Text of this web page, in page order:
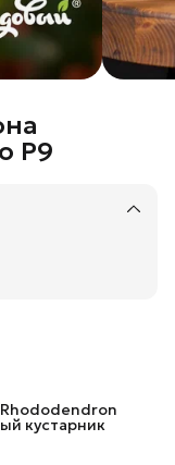
P9
кустарник